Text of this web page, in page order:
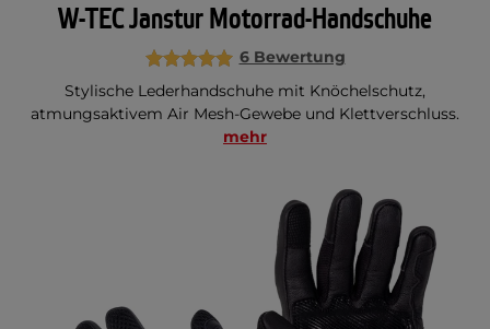
W-TEC Janstur Motorrad-Handschuhe
6 Bewertung
Stylische Lederhandschuhe mit Knöchelschutz,
atmungsaktivem Air Mesh-Gewebe und Klettverschluss.
mehr